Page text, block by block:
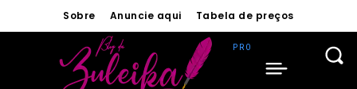
Sobre Anuncie aqui Tabela de preços